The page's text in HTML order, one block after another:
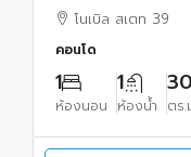
โนเบิล สเตท 39
คอนโด
1
ห้องนอน
1
ห้องน้ำ
30
ตร.